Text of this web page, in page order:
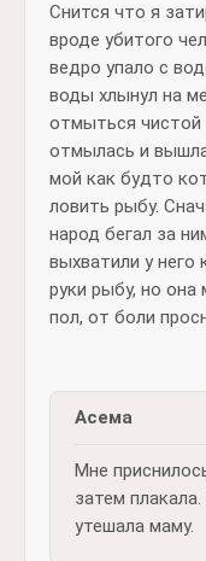
Снится что я
вроде убитого
ведро упало с
воды хлынул на
отмыться чистой
отмылась и
мой как будто
ловить рыбу.
народ бегал за
выхватили у него
руки рыбу, но она
пол, от боли
Асема
Мне
затем
утешала маму.